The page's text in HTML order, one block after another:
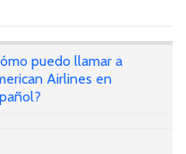
puedo llamar a
Airlines en